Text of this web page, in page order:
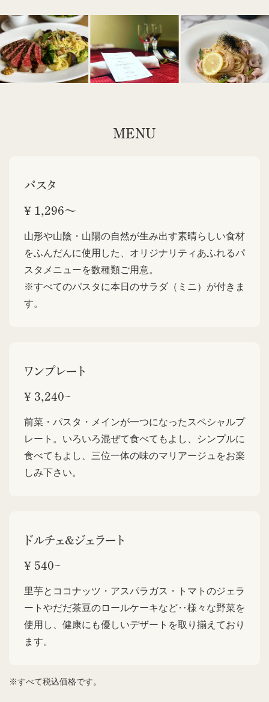
MENU
パスタ
¥ 1,296〜
山形や山陰・山陽の自然が生み出す素晴らしい食材
をふんだんに使用した、オリジナリティあふれるパ
スタメニューを数種類ご用意。
※すべてのパスタに本日のサラダ（ミニ）が付きま
す。
ワンプレート
¥ 3,240~
前菜・パスタ・メインが一つになったスペシャルプ
レート。いろいろ混ぜて食べてもよし、シンプルに
食べてもよし、三位一体の味のマリアージュをお楽
しみ下さい。
ドルチェ&ジェラート
¥ 540~
里芋とココナッツ・アスパラガス・トマトのジェラ
ートやだだ茶豆のロールケーキなど‥様々な野菜を
使用し、健康にも優しいデザートを取り揃えており
ます。
※すべて税込価格です。